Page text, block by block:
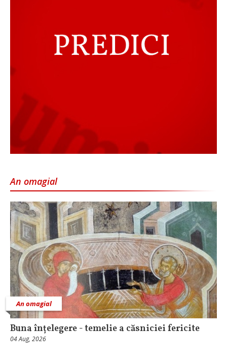
An omagial
An omagial
Buna înțelegere - temelie a căsniciei fericite
04 Aug, 2026